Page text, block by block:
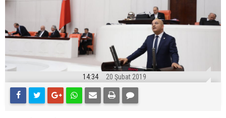
14:34 20 Şubat 2019